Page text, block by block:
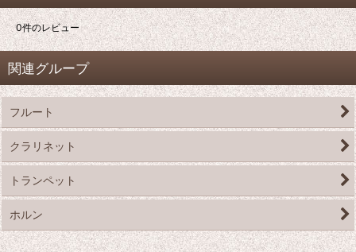
0件のレビュー
関連グループ
フルート
クラリネット
トランペット
ホルン